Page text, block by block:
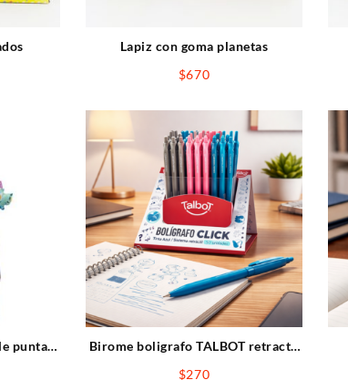
Lapiz con goma planetas
$670
punta
Birome boligrafo TALBOT retractil
$270